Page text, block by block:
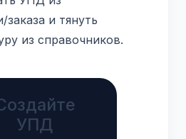
заказа и тянуть
из справочников.
УПД